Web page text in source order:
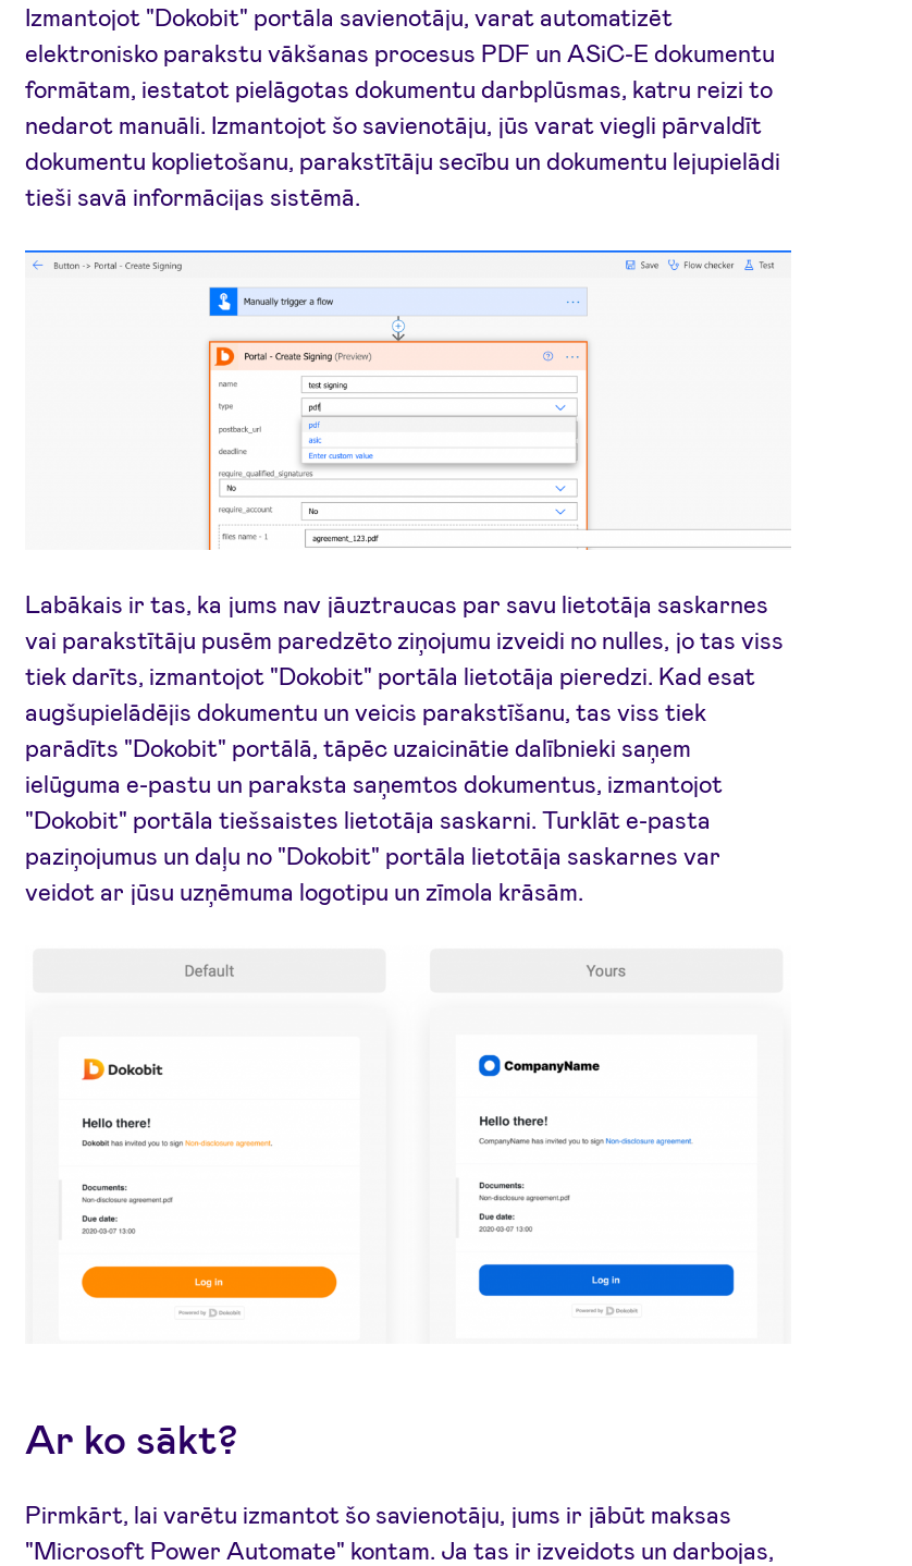
Izmantojot "Dokobit" portāla savienotāju, varat automatizēt
elektronisko parakstu vākšanas procesus PDF un ASiC-E dokumentu
formātam, iestatot pielāgotas dokumentu darbplūsmas, katru reizi to
nedarot manuāli. Izmantojot šo savienotāju, jūs varat viegli pārvaldīt
dokumentu koplietošanu, parakstītāju secību un dokumentu lejupielādi
tieši savā informācijas sistēmā.
Labākais ir tas, ka jums nav jāuztraucas par savu lietotāja saskarnes
vai parakstītāju pusēm paredzēto ziņojumu izveidi no nulles, jo tas viss
tiek darīts, izmantojot "Dokobit" portāla lietotāja pieredzi. Kad esat
augšupielādējis dokumentu un veicis parakstīšanu, tas viss tiek
parādīts "Dokobit" portālā, tāpēc uzaicinātie dalībnieki saņem
ielūguma e-pastu un paraksta saņemtos dokumentus, izmantojot
"Dokobit" portāla tiešsaistes lietotāja saskarni. Turklāt e-pasta
paziņojumus un daļu no "Dokobit" portāla lietotāja saskarnes var
veidot ar jūsu uzņēmuma logotipu un zīmola krāsām.
Ar ko sākt?
Pirmkārt, lai varētu izmantot šo savienotāju, jums ir jābūt maksas
"Microsoft Power Automate" kontam. Ja tas ir izveidots un darbojas,